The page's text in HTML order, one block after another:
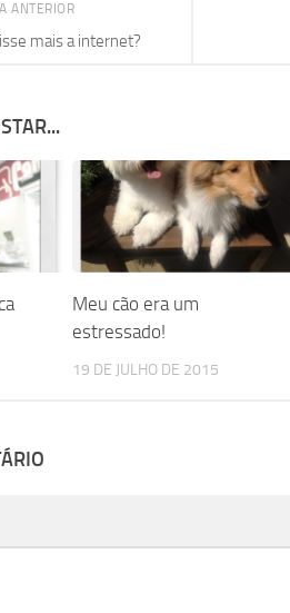
ANTERIOR
mais a internet?
Meu cão era um
estressado!
19 DE JULHO DE 2015